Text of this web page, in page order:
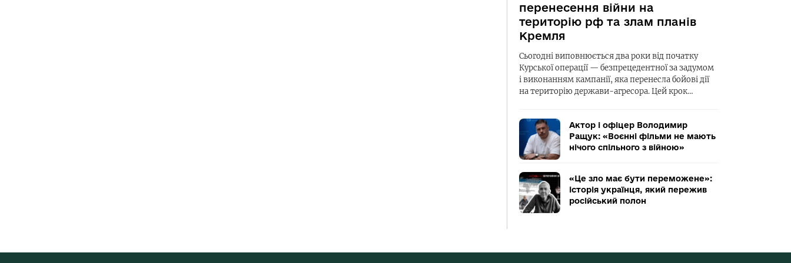
перенесення війни на
територію рф та злам планів
Кремля
Сьогодні виповнюється два роки від початку
Курської операції — безпрецедентної за задумом
і виконанням кампанії, яка перенесла бойові дії
на територію держави-агресора. Цей крок…
Актор і офіцер Володимир
Ращук: «Воєнні фільми не мають
нічого спільного з війною»
«Це зло має бути переможене»:
історія українця, який пережив
російський полон